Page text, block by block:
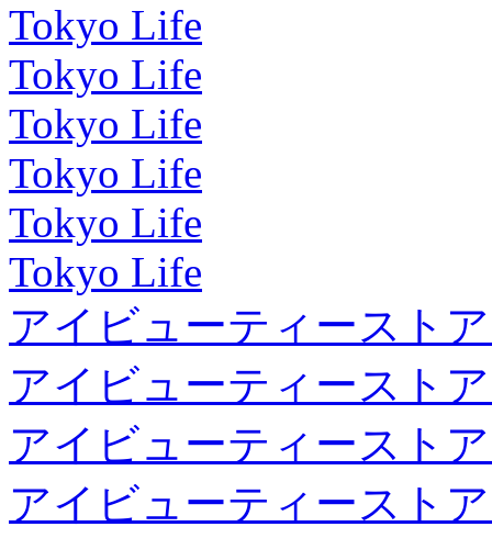
Tokyo Life
Tokyo Life
Tokyo Life
Tokyo Life
Tokyo Life
Tokyo Life
アイビューティースト
アイビューティースト
アイビューティースト
アイビューティースト